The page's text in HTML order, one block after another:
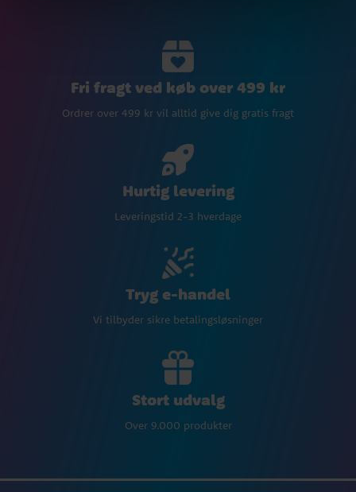
Fri fragt ved køb over 499 kr
Ordrer over 499 kr vil alltid give dig gratis fragt
Hurtig levering
Leveringstid 2-3 hverdage
Tryg e-handel
Vi tilbyder sikre betalingsløsninger
Stort udvalg
Over 9.000 produkter